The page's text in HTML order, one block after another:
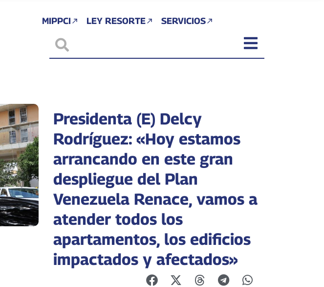
MIPPCI LEY RESORTE SERVICIOS
Presidenta (E) Delcy
Rodríguez: «Hoy estamos
arrancando en este gran
despliegue del Plan
Venezuela Renace, vamos a
atender todos los
apartamentos, los edificios
impactados y afectados»